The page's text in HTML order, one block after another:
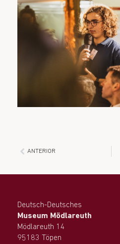
ANTERIOR
Deutsch-Deutsches
Museum Mödlareuth
Mödlareuth 14
95183 Töpen